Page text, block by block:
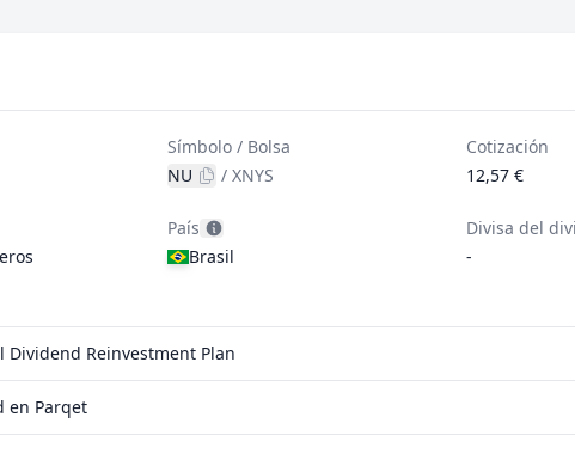
Símbolo / Bolsa
NU
/XNYS
Cotización
12,57 €
País
Brasil
Divisa del
-
Reinvestment Plan
en Parqet